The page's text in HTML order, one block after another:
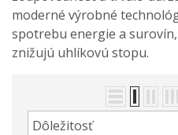
moderné výrobné
spotrebu energie a
znižujú uhlíkovú stopu.
Dôležitosť